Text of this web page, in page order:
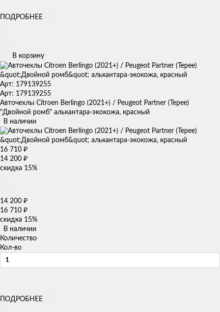
ПОДРОБНЕЕ
В корзину
Арт: 179139255
Арт: 179139255
Авточехлы Citroen Berlingo (2021+) / Peugeot Partner (Tepee)
"Двойной ромб" алькантара-экокожа, красный
В наличии
16 710 ₽
14 200 ₽
скидка 15%
14 200 ₽
16 710 ₽
скидка 15%
В наличии
Количество
Кол-во
ПОДРОБНЕЕ